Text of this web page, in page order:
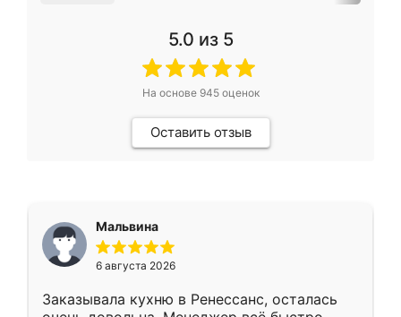
5.0 из 5
На основе 945оценок
Оставить отзыв
Мальвина
6 августа 2026
Заказывала кухню в Ренессанс, осталась